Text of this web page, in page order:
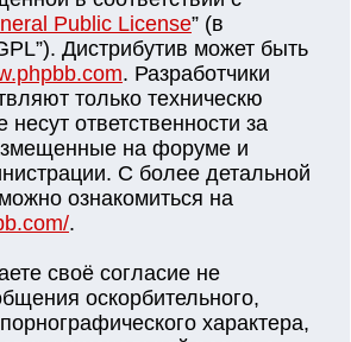
Public License” (в
Дистрибутив может быть
. Разработчики
только техническю
ответственности за
на форуме и
С более детальной
ознакомиться на
.
своё согласие не
оскорбительного,
характера,